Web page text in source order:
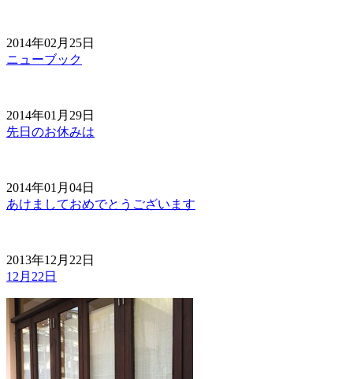
2014年02月25日
ニューブック
2014年01月29日
先日のお休みは
2014年01月04日
あけましておめでとうございます
2013年12月22日
12月22日